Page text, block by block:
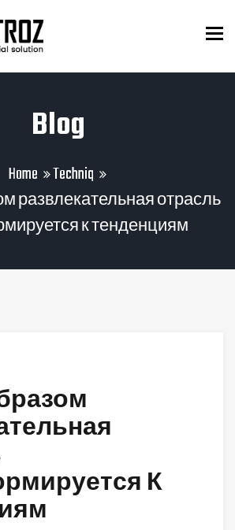
Blog
Home
Techniq
развлекательная отрасль
к тенденциям
К